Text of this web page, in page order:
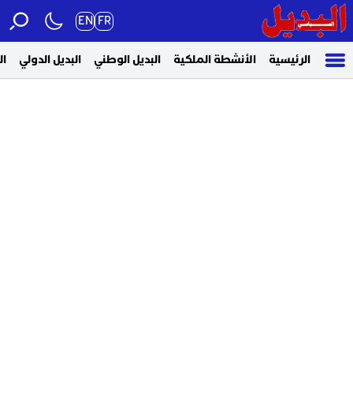
FR
EN
الرئيسية الأنشطة الملكية البديل الوطني البديل الدولي